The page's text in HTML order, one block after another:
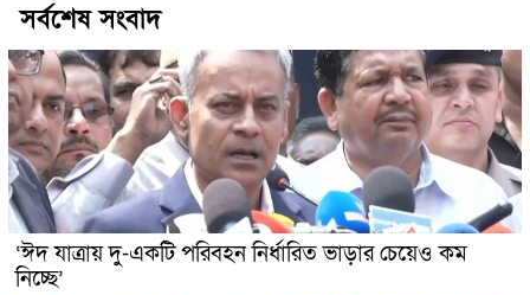
সর্বশেষ সংবাদ
‘ঈদ যাত্রায় দু-একটি পরিবহন নির্ধারিত ভাড়ার চেয়েও কম
নিচ্ছে’